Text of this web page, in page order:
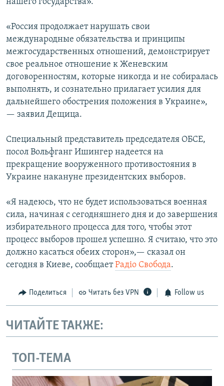
нашего государства».
«Россия продолжает нарушать свои
международные обязательства и принципы
межгосударственных отношений, демонстрирует
свое реальное отношение к Женевским
договоренностям, которые никогда и не собиралась
выполнять, и сознательно прилагает усилия для
дальнейшего обострения положения в Украине»,
— заявил Дещица.
Специальный представитель председателя ОБСЕ,
посол Вольфганг Ишингер надеется на
прекращение вооруженного противостояния в
Украине накануне президентских выборов.
«Я надеюсь, что не будет использоваться военная
сила, начиная с сегодняшнего дня и до завершения
избирательного процесса для того, чтобы этот
процесс выборов прошел успешно. Я считаю, что это
должно касаться обеих сторон»,— сказал он
сегодня в Киеве, сообщаетРадiо Свобода.
Поделиться Читать без VPN Follow us
ЧИТАЙТЕ ТАКЖЕ:
ТОП-ТЕМА